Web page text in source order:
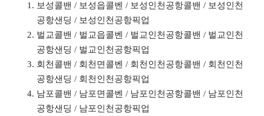
보성콜밴 / 보성읍콜벤 / 보성인천공항콜밴 / 보성인천
공항샌딩 / 보성인천공항픽업
벌교콜밴 / 벌교읍콜벤 / 벌교인천공항콜밴 / 벌교인천
공항샌딩 / 벌교인천공항픽업
회천콜밴 / 회천면콜벤 / 회천인천공항콜밴 / 회천인천
공항샌딩 / 회천인천공항픽업
남포콜밴 / 남포면콜벤 / 남포인천공항콜밴 / 남포인천
공항샌딩 / 남포인천공항픽업